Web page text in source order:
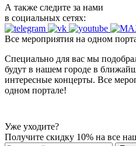
А также следите за нами
в социальных сетях:
Все мероприятия на одном
Специально для вас мы
будут в нашем городе в
интересные концерты. Все
одном портале!
Уже уходите?
Получите скидку 10% на все